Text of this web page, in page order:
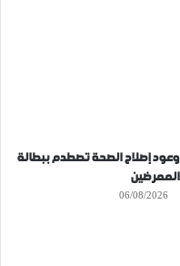
وعود إصلاح الصحة تصطدم ببطالة
الممرضين
06/08/2026